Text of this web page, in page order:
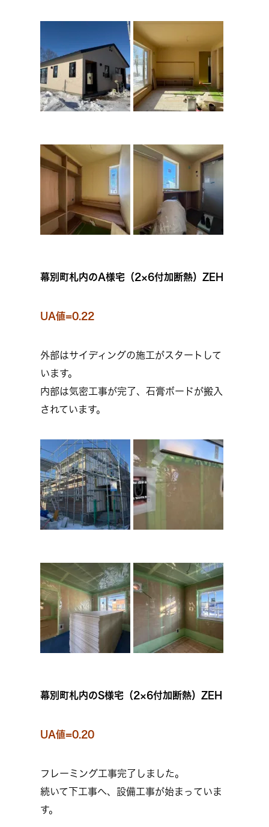
幕別町札内のA様宅（2×6付加断熱）ZEH
UA値=0.22
外部はサイディングの施工がスタートして
います。
内部は気密工事が完了、石膏ボードが搬入
されています。
幕別町札内のS様宅（2×6付加断熱）ZEH
UA値=0.20
フレーミング工事完了しました。
続いて下工事へ、設備工事が始まっていま
す。